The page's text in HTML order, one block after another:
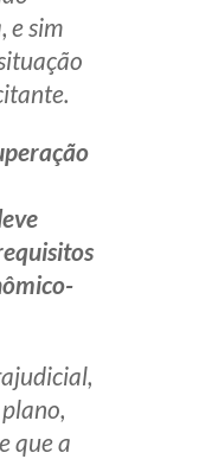
e sim
que a